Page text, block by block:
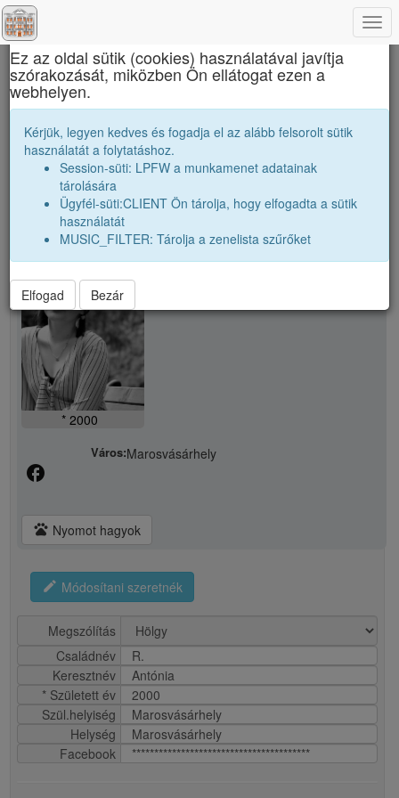
Marosvásárhelyi Művészeti Líceum
R. Antónia
R. Antónia
* 2000
Város:Marosvásárhely
facebook
pets Nyomot hagyok
edit Módosítani szeretnék
Megszólítás
Családnév
R.
Keresztnév
Antónia
* Született év
2000
Szül.helyiség
Marosvásárhely
Helység
Marosvásárhely
Facebook
****************************************
×
Ez az oldal sütik (cookies) használatával javítja
szórakozását, miközben Ön ellátogat ezen a
webhelyen.
Kérjük, legyen kedves és fogadja el az alább felsorolt sütik
használatát a folytatáshoz.
Session-süti: LPFW a munkamenet adatainak
tárolására
Ügyfél-süti:CLIENT Ön tárolja, hogy elfogadta a sütik
használatát
MUSIC_FILTER: Tárolja a zenelista szűrőket
Elfogad Bezár